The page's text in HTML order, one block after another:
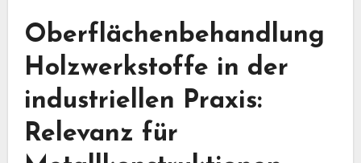
Oberflächenbehandlung
Holzwerkstoffe in der
industriellen Praxis:
Relevanz für